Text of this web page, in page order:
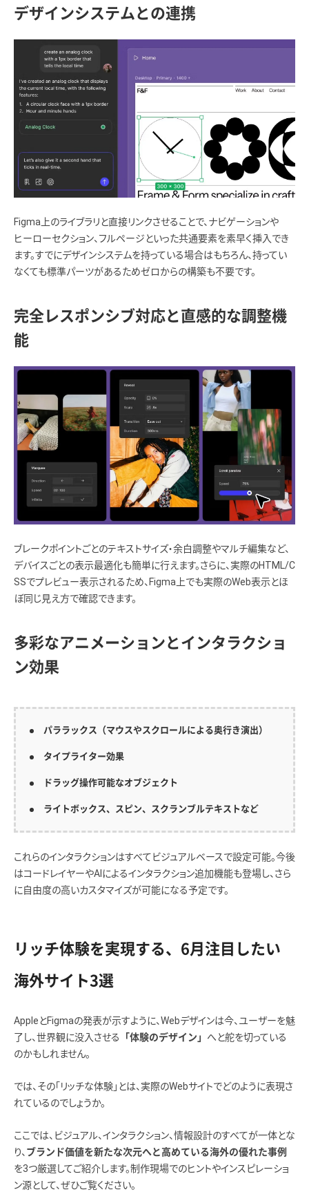
デザインシステムとの連携
Figma上のライブラリと直接リンクさせることで、ナビゲーションや
ヒーローセクション、フルページといった共通要素を素早く挿入でき
ます。すでにデザインシステムを持っている場合はもちろん、持ってい
なくても標準パーツがあるためゼロからの構築も不要です。
完全レスポンシブ対応と直感的な調整機
能
ブレークポイントごとのテキストサイズ・余白調整やマルチ編集など、
デバイスごとの表示最適化も簡単に行えます。さらに、実際のHTML/C
SSでプレビュー表示されるため、Figma上でも実際のWeb表示とほ
ぼ同じ見え方で確認できます。
多彩なアニメーションとインタラクショ
ン効果
パララックス（マウスやスクロールによる奥行き演出）
タイプライター効果
ドラッグ操作可能なオブジェクト
ライトボックス、スピン、スクランブルテキストなど
これらのインタラクションはすべてビジュアルベースで設定可能。今後
はコードレイヤーやAIによるインタラクション追加機能も登場し、さら
に自由度の高いカスタマイズが可能になる予定です。
リッチ体験を実現する、6月注目したい
海外サイト3選
AppleとFigmaの発表が示すように、Webデザインは今、ユーザーを魅
了し、世界観に没入させる
「体験のデザイン」 へと舵を切っている
のかもしれません。
では、その「リッチな体験」とは、実際のWebサイトでどのように表現さ
れているのでしょうか。
ここでは、ビジュアル、インタラクション、情報設計のすべてが一体とな
り、 ブランド価値を新たな次元へと高めている海外の優れた事例
を3つ厳選してご紹介します。制作現場でのヒントやインスピレーショ
ン源として、ぜひご覧ください。